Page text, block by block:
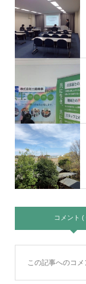
コメント (
この記事へのコメ